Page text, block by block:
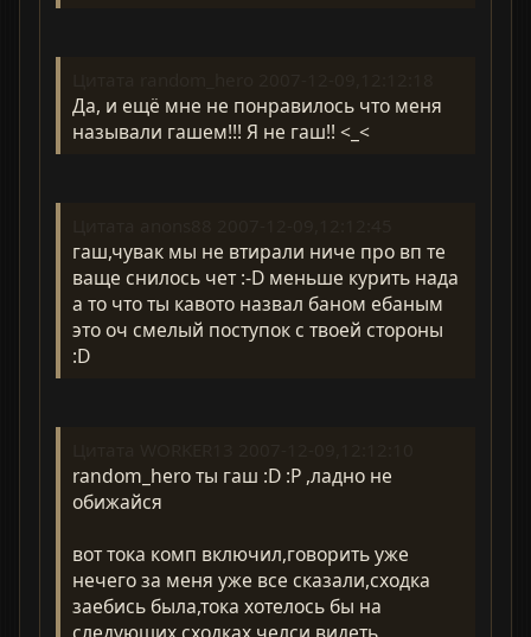
Да, и ещё мне не понравилось что меня
называли гашем!!! Я не гаш!! <_<
гаш,чувак мы не втирали ниче про вп те
ваще снилось чет :-D меньше курить нада
а то что ты кавото назвал баном ебаным
это оч смелый поступок с твоей стороны
:D
random_hero ты гаш :D :P ,ладно не
обижайся
вот тока комп включил,говорить уже
нечего за меня уже все сказали,сходка
заебись была,тока хотелось бы на